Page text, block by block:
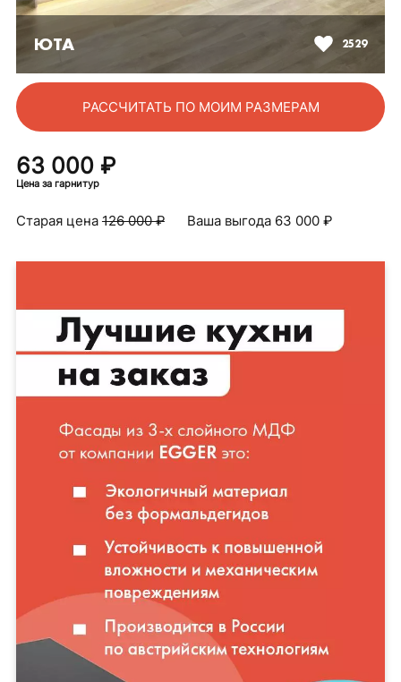
ЮТА 2529
РАССЧИТАТЬ ПО МОИМ РАЗМЕРАМ
63 000 ₽
Цена за гарнитур
Старая цена 126 000 ₽ Ваша выгода 63 000 ₽